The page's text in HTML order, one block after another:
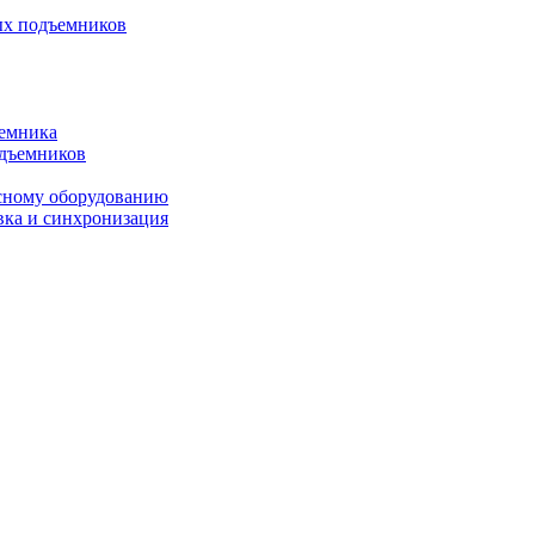
подъемников
оборудованию
и синхронизация